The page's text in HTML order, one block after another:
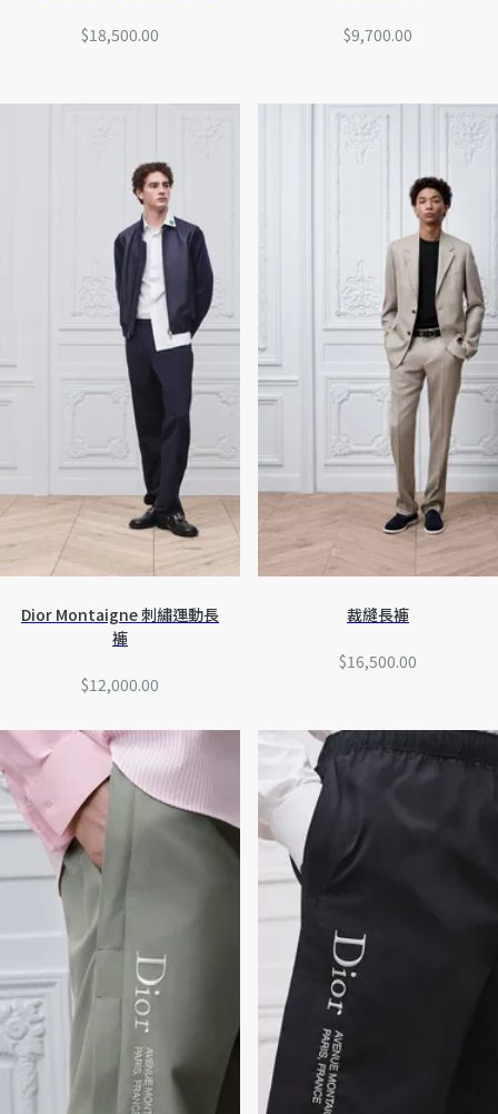
$18,500.00 $9,700.00
Dior Montaigne 刺繡運動長
褲
$12,000.00
裁縫長褲
$16,500.00